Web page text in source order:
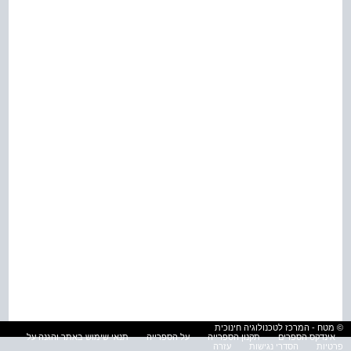
© מטח - המרכז לטכנולוגיה חינוכית
אינדקס הספרים
תקנון הספרייה על הספרייה
תנאי שימוש באתר והגנה על
פרטיות
הסדרי נגישות עזרה